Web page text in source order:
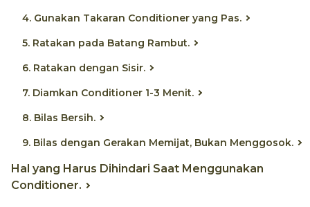
4. Gunakan Takaran Conditioner yang Pas.
5. Ratakan pada Batang Rambut.
6. Ratakan dengan Sisir.
7. Diamkan Conditioner 1-3 Menit.
8. Bilas Bersih.
9. Bilas dengan Gerakan Memijat, Bukan Menggosok.
Hal yang Harus Dihindari Saat Menggunakan
Conditioner.